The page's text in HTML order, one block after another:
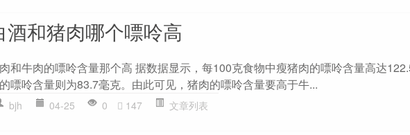
酒和猪肉哪个嘌呤高
和牛肉的嘌呤含量那个高 据数据显示，每100克食物中瘦猪肉的嘌呤含量高达
嘌呤含量则为83.7毫克。由此可见，猪肉的嘌呤含量要高于牛...
bjh 04-25 0 147 文章列表